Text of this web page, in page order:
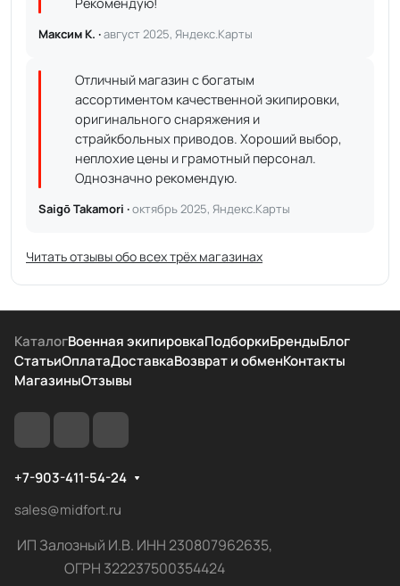
Максим К. ·август 2025, Яндекс.Карты
Отличный магазин с богатым
ассортиментом качественной экипировки,
оригинального снаряжения и
страйкбольных приводов. Хороший выбор,
неплохие цены и грамотный персонал.
Однозначно рекомендую.
Saigō Takamori ·октябрь 2025, Яндекс.Карты
Читать отзывы обо всех трёх магазинах
КаталогВоенная экипировкаПодборкиБрендыБлог
СтатьиОплатаДоставкаВозврат и обменКонтакты
МагазиныОтзывы
+7-903-411-54-24
sales@midfort.ru
ИП Залозный И.В. ИНН 230807962635,
ОГРН 322237500354424